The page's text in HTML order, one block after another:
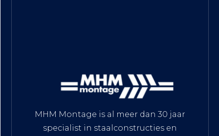
MHM Montage is al meer dan 30 jaar
specialist in staalconstructies en